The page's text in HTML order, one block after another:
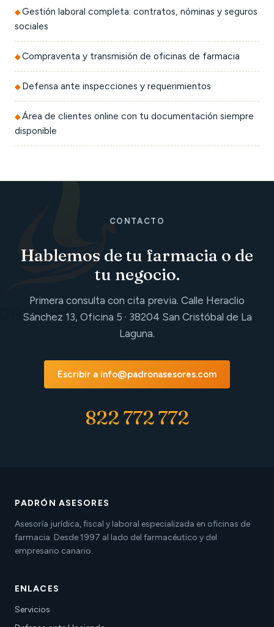
Gestión laboral completa: contratos, nóminas y seguros
sociales
Compraventa y transmisión de oficinas de farmacia
Defensa ante inspecciones y requerimientos
Área de clientes online con tu documentación siempre
disponible
CONTACTO
Hablemos de tu farmacia o de
tu negocio.
Primera consulta con cita previa. Calle Heraclio
Sánchez 13, Oficina 5 · 38204 San Cristóbal de La
Laguna.
Escribir a info@padronasesores.com
822 772 772
PADRÓN ASESORES
Asesoría jurídica, fiscal y laboral especializada en oficinas de
farmacia. Desde 1997 al lado del farmacéutico y del
empresario canario.
ENLACES
Servicios